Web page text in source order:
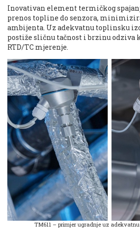
Inovativan element termičkog
prenos topline do senzora,
ambijenta. Uz adekvatnu toplinsku
postiže sličnu tačnost i brzinu odziva
RTD/TC mjerenje.
TM611 – primjer ugradnje uz